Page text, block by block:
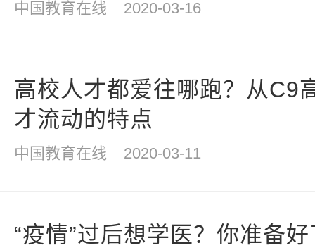
中国教育在线 2020-03-16
高校人才都爱往哪跑？从C9
才流动的特点
中国教育在线 2020-03-11
“疫情”过后想学医？你准备